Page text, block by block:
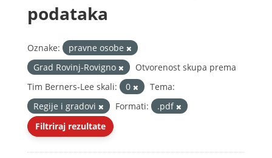
podataka
Oznake:
pravne osobe
Grad Rovinj-Rovigno
Otvorenost skupa prema
Tim Berners-Lee skali:
0
Tema:
Regije i gradovi
Formati:
.pdf
Filtriraj rezultate